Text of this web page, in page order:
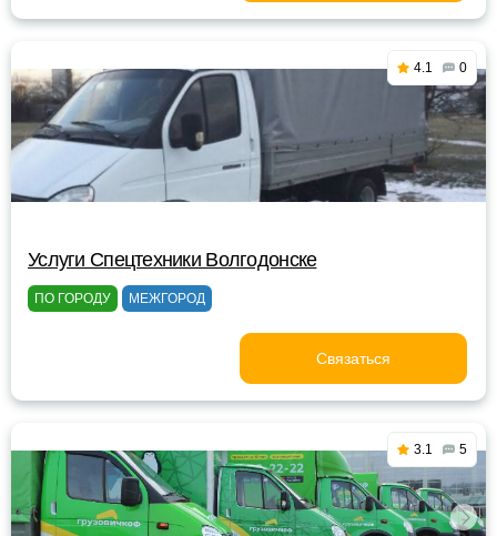
4.1 0
Услуги Спецтехники Волгодонске
ПО ГОРОДУ МЕЖГОРОД
Связаться
3.1 5